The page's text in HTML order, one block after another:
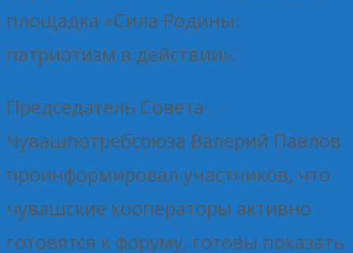
площадка «Сила Родины:
патриотизм в действии».
Председатель Совета
Чувашпотребсоюза Валерий Павлов
проинформировал участников, что
чувашские кооператоры активно
готовятся к форуму, готовы показать